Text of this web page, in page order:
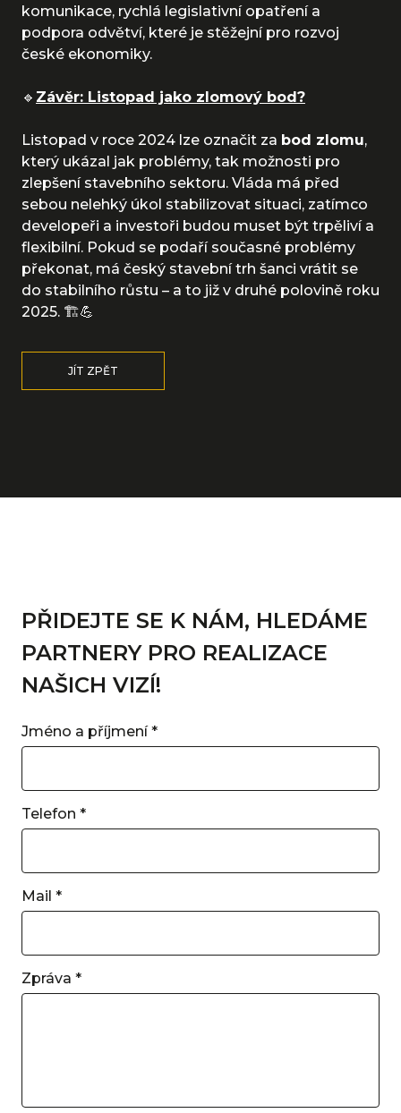
komunikace, rychlá legislativní opatření a
podpora odvětví, které je stěžejní pro rozvoj
české ekonomiky.
🔹 Závěr: Listopad jako zlomový bod?
Listopad v roce 2024 lze označit za bod zlomu,
který ukázal jak problémy, tak možnosti pro
zlepšení stavebního sektoru. Vláda má před
sebou nelehký úkol stabilizovat situaci, zatímco
developeři a investoři budou muset být trpěliví a
flexibilní. Pokud se podaří současné problémy
překonat, má český stavební trh šanci vrátit se
do stabilního růstu – a to již v druhé polovině roku
2025. 🏗️💪
JÍT ZPĚT
PŘIDEJTE SE K NÁM, HLEDÁME
PARTNERY PRO REALIZACE
NAŠICH VIZÍ!
Jméno a příjmení*
Telefon *
Mail *
Zpráva *